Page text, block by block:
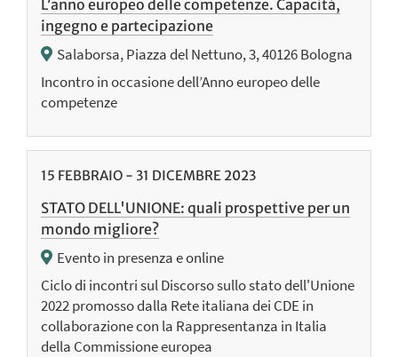
L’anno europeo delle competenze. Capacità,
ingegno e partecipazione
Salaborsa, Piazza del Nettuno, 3, 40126 Bologna
Incontro in occasione dell’Anno europeo delle
competenze
15 FEBBRAIO - 31 DICEMBRE 2023
STATO DELL'UNIONE: quali prospettive per un
mondo migliore?
Evento in presenza e online
Ciclo di incontri sul Discorso sullo stato dell'Unione
2022 promosso dalla Rete italiana dei CDE in
collaborazione con la Rappresentanza in Italia
della Commissione europea